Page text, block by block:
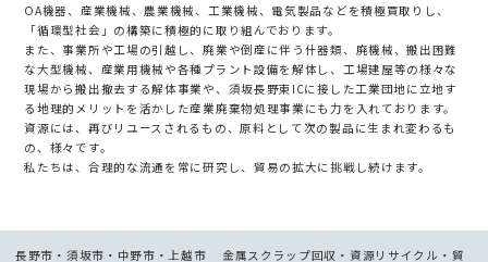
OA機器、産業機械、農業機械、工業機械、電気製品などを積極買取りし、
「循環型社会」の構築に積極的に取り組んでおります。
また、事業所や工場の引越し、廃業や倒産に伴う什器類、廃機械、搬出困難
な大型機械、産業用機械や各種プラント設備を解体し、 工場建屋等の様々な
現場から搬出撤去する解体事業や、須坂長野東ICに接した工業団地に立地す
る地理的メリットを活かした産業廃棄物処理事業にも力を入れております。
資源には、再びリユースされるもの、原料として次の製品に生まれ変わるも
の、様々です。
私たちは、合理的な流通を常に研究し、貿易の拡大に挑戦し続けます。
長野市・須坂市・中野市・上越市 金属スクラップ回収・資源リサイクル・貿